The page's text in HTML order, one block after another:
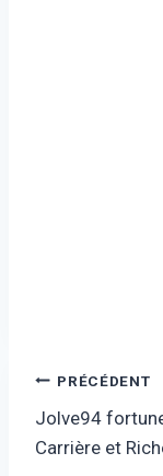
de
PRÉCÉDENT
Jolve94
Carrière et